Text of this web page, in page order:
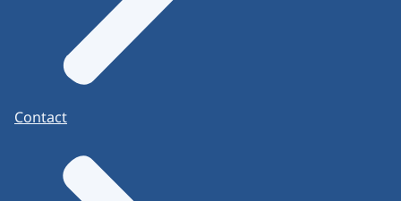
Contact